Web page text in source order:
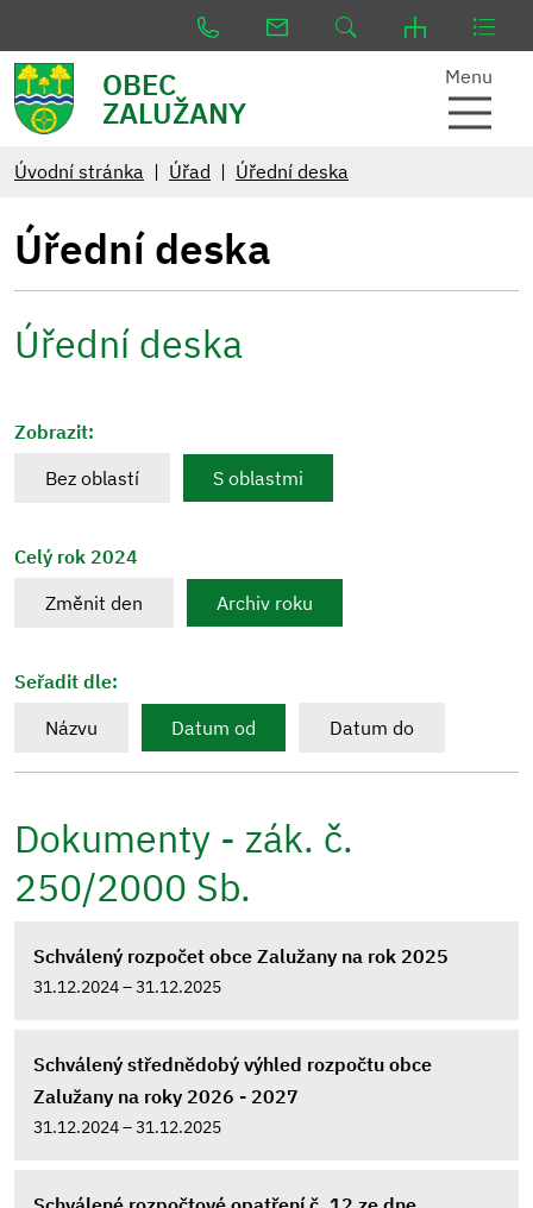
OBEC
ZALUŽANY
Menu
Úvodní stránka Úřad Úřední deska
Úřední deska
Úřední deska
Zobrazit:
Bez oblastí
S oblastmi
Celý rok 2024
Změnit den
Archiv roku
Seřadit dle:
Názvu
Datum od Datum do
Dokumenty - zák. č.
250/2000 Sb.
Schválený rozpočet obce Zalužany na rok 2025
31.12.2024 – 31.12.2025
Schválený střednědobý výhled rozpočtu obce
Zalužany na roky 2026 - 2027
31.12.2024 – 31.12.2025